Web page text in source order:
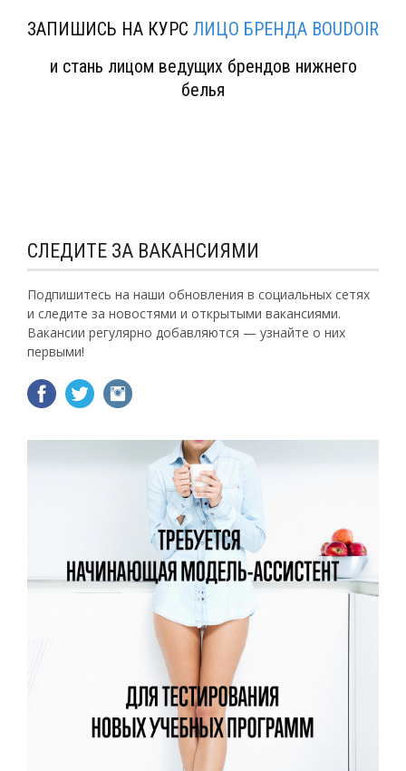
ЗАПИШИСЬ НА КУРС ЛИЦО БРЕНДА BOUDOIR
и стань лицом ведущих брендов нижнего
белья
СЛЕДИТЕ ЗА ВАКАНСИЯМИ
Подпишитесь на наши обновления в социальных сетях
и следите за новостями и открытыми вакансиями.
Вакансии регулярно добавляются — узнайте о них
первыми!